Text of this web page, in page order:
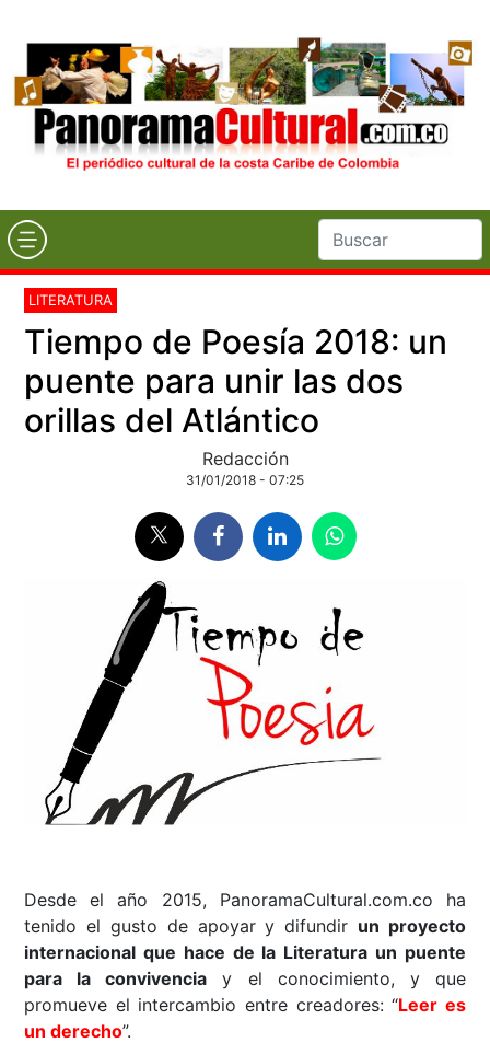
LITERATURA
Tiempo de Poesía 2018: un
puente para unir las dos
orillas del Atlántico
Redacción
31/01/2018 - 07:25
Desde el año 2015, PanoramaCultural.com.co ha
tenido el gusto de apoyar y difundir un proyecto
internacional que hace de la Literatura un puente
para la convivencia y el conocimiento, y que
promueve el intercambio entre creadores: “Leer es
un derecho”.